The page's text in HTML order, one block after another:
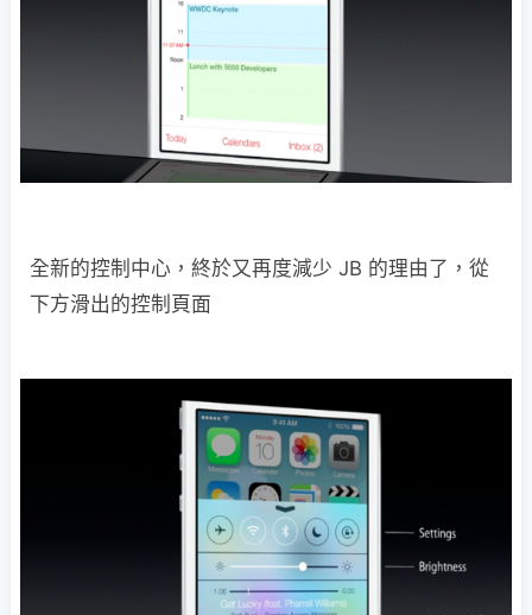
全新的控制中心，終於又再度減少 JB 的理由了，從
下方滑出的控制頁面